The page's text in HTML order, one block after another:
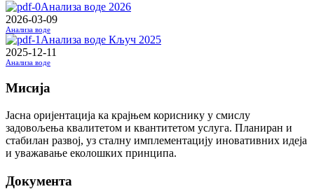
Анализа воде 2026
2026-03-09
Анализа воде
Анализа воде Кључ 2025
2025-12-11
Анализа воде
Мисија
Јасна оријентација ка крајњем кориснику у смислу
задовољења квалитетом и квантитетом услуга. Планиран и
стабилан развој, уз сталну имплементацију иновативних идеја
и уважавање еколошких принципа.
Документа